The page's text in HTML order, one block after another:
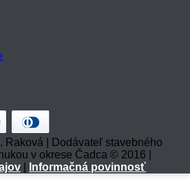
Raková | Dodávateľ stavebného
v okrese Čadca © 2016 |
Informačná povinnosť